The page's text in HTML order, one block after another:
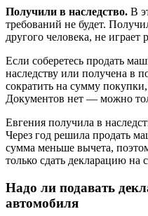
Получили в наследство. В
требований не будет.
другого человека, не играет
Если соберетесь продать
наследству или получена в
сократить на сумму
Документов нет — можно
Евгения получила в
Через год решила продать
сумма меньше вычета,
только сдать декларацию на
Надо ли подавать
автомобиля